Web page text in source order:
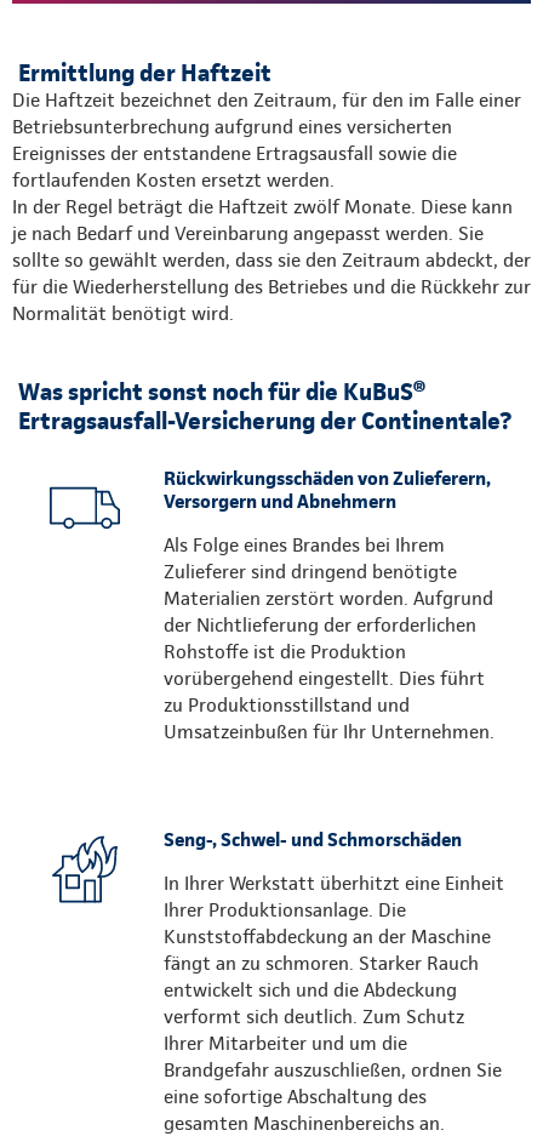
Ermittlung der Haftzeit
Die Haftzeit bezeichnet den Zeitraum, für den im Falle einer
Betriebsunterbrechung aufgrund eines versicherten
Ereignisses der entstandene Ertragsausfall sowie die
fortlaufenden Kosten ersetzt werden.
In der Regel beträgt die Haftzeit zwölf Monate. Diese kann
je nach Bedarf und Vereinbarung angepasst werden. Sie
sollte so gewählt werden, dass sie den Zeitraum abdeckt, der
für die Wiederherstellung des Betriebes und die Rückkehr zur
Normalität benötigt wird.
Was spricht sonst noch für die KuBuS®
Ertragsausfall-Versicherung der Continentale?
Rückwirkungsschäden von Zulieferern,
Versorgern und Abnehmern
Als Folge eines Brandes bei Ihrem
Zulieferer sind dringend benötigte
Materialien zerstört worden. Aufgrund
der Nichtlieferung der erforderlichen
Rohstoffe ist die Produktion
vorübergehend eingestellt. Dies führt
zu Produktionsstillstand und
Umsatzeinbußen für Ihr Unternehmen.
Seng-, Schwel- und Schmorschäden
In Ihrer Werkstatt überhitzt eine Einheit
Ihrer Produktionsanlage. Die
Kunststoffabdeckung an der Maschine
fängt an zu schmoren. Starker Rauch
entwickelt sich und die Abdeckung
verformt sich deutlich. Zum Schutz
Ihrer Mitarbeiter und um die
Brandgefahr auszuschließen, ordnen Sie
eine sofortige Abschaltung des
gesamten Maschinenbereichs an.